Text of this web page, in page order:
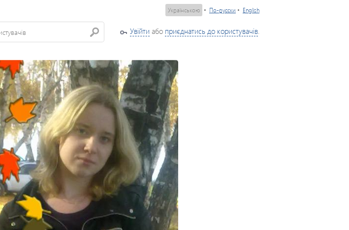
Українською • По-русски • English
Увійти або приєднатись до користувачів.